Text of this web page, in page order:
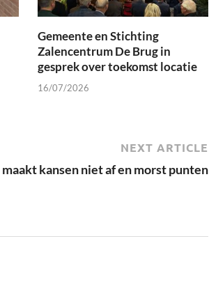
Gemeente en Stichting
Zalencentrum De Brug in
gesprek over toekomst locatie
16/07/2026
NEXT ARTICLE
maakt kansen niet af en morst punten